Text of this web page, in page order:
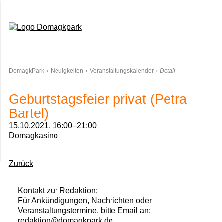
DomagkPark Neuigkeiten Veranstaltungskalender Detail
Geburtstagsfeier privat (Petra
Bartel)
15.10.2021, 16:00–21:00
Domagkasino
Zurück
Kontakt zur Redaktion:
Für Ankündigungen, Nachrichten oder
Veranstaltungstermine, bitte Email an: